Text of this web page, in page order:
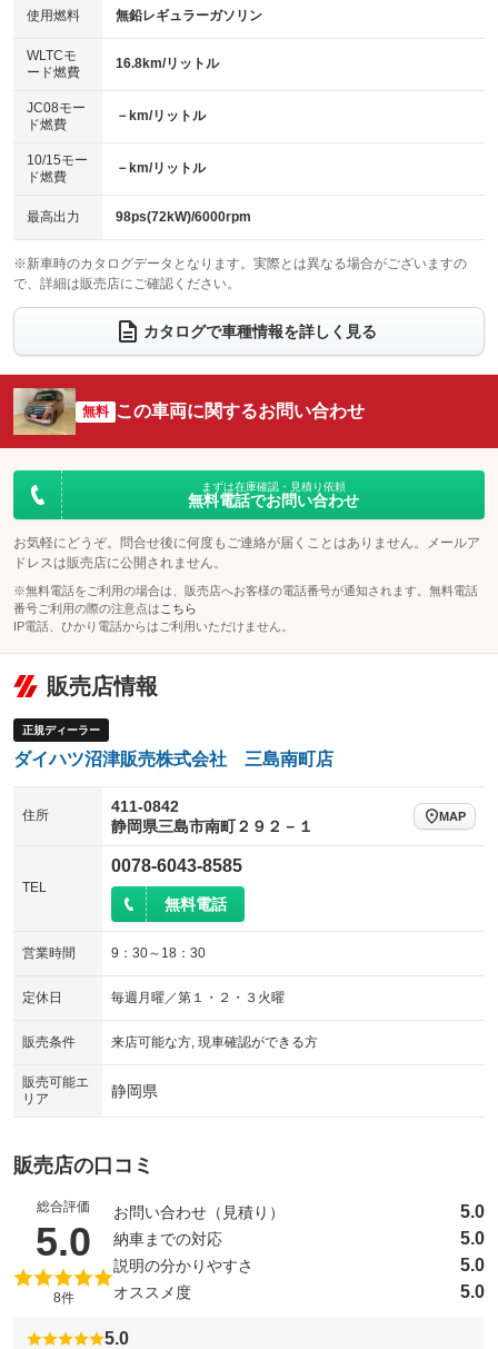
100V電源
：装備なし
センターデフロック
：装備なし
電動格納ミラー
：装備あり
バックカメラ
：装備あり
エアロ
：装備なし
：装備なし
パワーシート
ベンチシート
：装備なし
チップアップシート
：装備なし
：装備なし ：装備なし
ウォークスルー
：装備なし
電動リアゲート フロントカメラ
：装備なし
：装備なし ：装備なし
サイドカメラ
：装備なし ルーフレール
：装備なし
：装備なし
：装備なし
使用燃料 無鉛レギュラーガソリン
WLTCモ
ード燃費
16.8km/リットル
JC08モー
ド燃費
－km/リットル
10/15モー
ド燃費
－km/リットル
最高出力 98ps(72kW)/6000rpm
※新車時のカタログデータとなります。実際とは異なる場合がございますの
で、詳細は販売店にご確認ください。
カタログで車種情報を詳しく見る
無料 この車両に関するお問い合わせ
まずは在庫確認・見積り依頼
無料電話でお問い合わせ
お気軽にどうぞ。問合せ後に何度もご連絡が届くことはありません。メールア
ドレスは販売店に公開されません。
※無料電話をご利用の場合は、販売店へお客様の電話番号が通知されます。無料電話
番号ご利用の際の注意点は こちら
IP電話、ひかり電話からはご利用いただけません。
販売店情報
正規ディーラー
ダイハツ沼津販売株式会社 三島南町店
住所
411-0842
静岡県三島市南町２９２－１
MAP
TEL
0078-6043-8585
無料電話
営業時間 9：30～18：30
定休日 毎週月曜／第１・２・３火曜
販売条件 来店可能な方, 現車確認ができる方
販売可能エ
リア
静岡県
販売店の口コミ
総合評価
5.0 （5点満点中）
8件
お問い合わせ（見積り） 5.0
納車までの対応 5.0
説明の分かりやすさ 5.0
オススメ度 5.0
5.0